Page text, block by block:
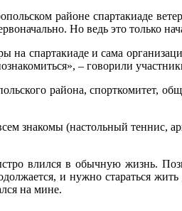
районе спартакиаде
Но ведь это только
спартакиаде и сама
– говорили
района, спорткомитет,
знакомы (настольный теннис,
влился в обычную жизнь.
и нужно стараться
на мине.